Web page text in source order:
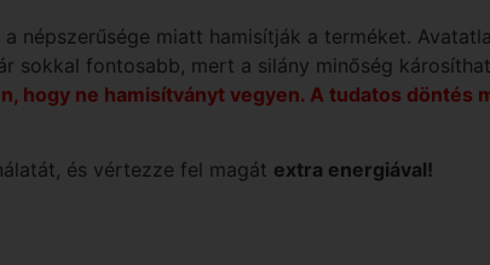
népszerűsége miatt hamisítják a terméket.
sokkal fontosabb, mert a silány minőség
hogy ne hamisítványt vegyen. A tudatos döntés
és vértezze fel magát extra energiával!